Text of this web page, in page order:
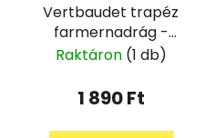
Vertbaudet trapéz
farmernadrág -
110/116
Raktáron (1 db)
1 890 Ft